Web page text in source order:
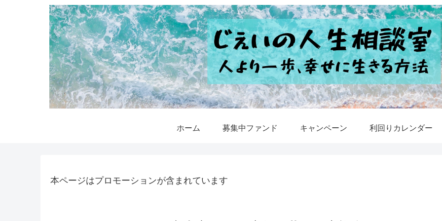
ホーム 募集中ファンド キャンペーン 利回りカレンダー
本ページはプロモーションが含まれています